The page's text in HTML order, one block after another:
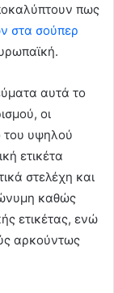
πως
στα σούπερ
αυτά το
οι
του υψηλού
ετικέτα
στελέχη και
καθώς
ετικέτας, ενώ
αρκούντως